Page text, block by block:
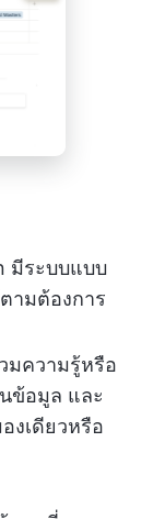
มีระบบแบบ
ามต้องการ
มความรู้หรือ
ข้อมูล และ
งเดียวหรือ